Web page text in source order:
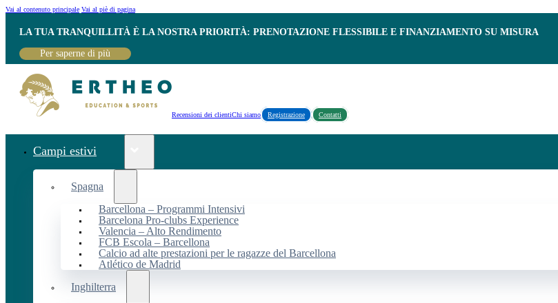
Vai al contenuto principale Vai al piè di pagina
LA TUA TRANQUILLITÀ È LA NOSTRA PRIORITÀ: PRENOTAZIONE FLESSIBILE E FINANZIAMENTO SU MISURA
Per saperne di più
Recensioni dei clientiChi siamo Registrazione Contatti
Campi estivi
Spagna
Barcellona – Programmi Intensivi
Barcelona Pro-clubs Experience
Valencia – Alto Rendimento
FCB Escola – Barcellona
Calcio ad alte prestazioni per le ragazze del Barcellona
Atlético de Madrid
Inghilterra